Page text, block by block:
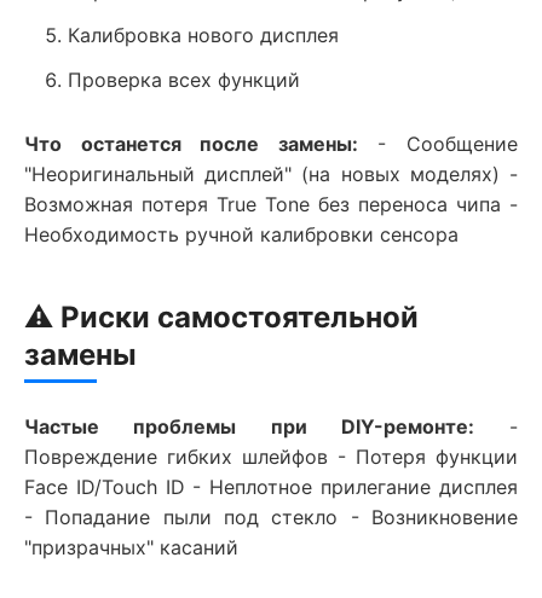
Калибровка нового дисплея
Проверка всех функций
Что останется после замены: - Сообщение
"Неоригинальный дисплей" (на новых моделях) -
Возможная потеря True Tone без переноса чипа -
Необходимость ручной калибровки сенсора
⚠️ Риски самостоятельной
замены
Частые проблемы при DIY-ремонте: -
Повреждение гибких шлейфов - Потеря функции
Face ID/Touch ID - Неплотное прилегание дисплея
- Попадание пыли под стекло - Возникновение
"призрачных" касаний